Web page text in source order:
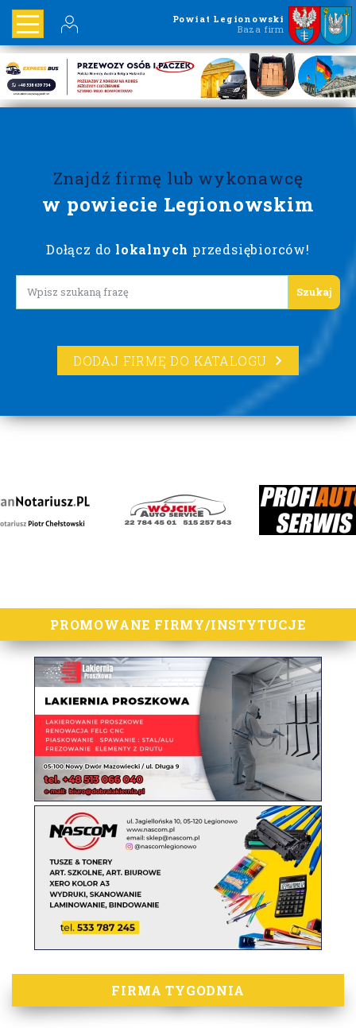
Powiat Legionowski
Baza firm
Znajdź firmę lub wykonawcę
w powiecie Legionowskim
Dołącz do lokalnych przedsiębiorców!
Lorem ipsum
DODAJ FIRMĘ DO KATALOGU
lorem ipsum
PROMOWANE FIRMY/INSTYTUCJE
FIRMA TYGODNIA